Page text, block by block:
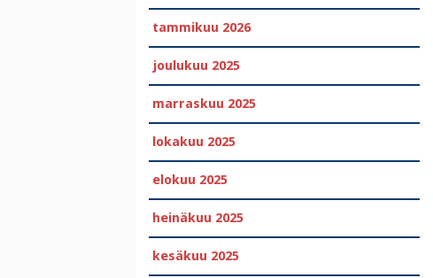
tammikuu 2026
joulukuu 2025
marraskuu 2025
lokakuu 2025
elokuu 2025
heinäkuu 2025
kesäkuu 2025